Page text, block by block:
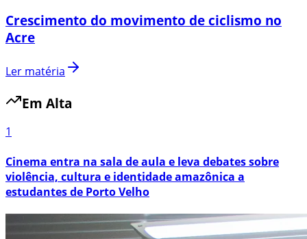
Crescimento do movimento de ciclismo no
Acre
Ler matéria
Em Alta
1
Cinema entra na sala de aula e leva debates sobre
violência, cultura e identidade amazônica a
estudantes de Porto Velho